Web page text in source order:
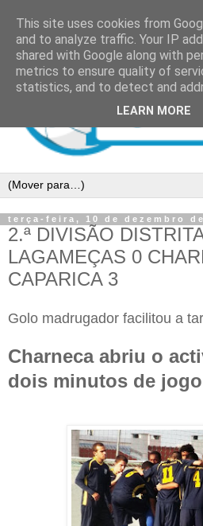
terça-feira, 10 de dezembro de
2.ª DIVISÃO
LAGAMEÇAS 0
CAPARICA 3
Golo madrugador facilitou a
Charneca abriu o
dois minutos de jogo
This site uses cookies from
and to analyze traffic. Your IP
shared with Google along with
metrics to ensure quality of
statistics, and to detect and
LEARN MORE